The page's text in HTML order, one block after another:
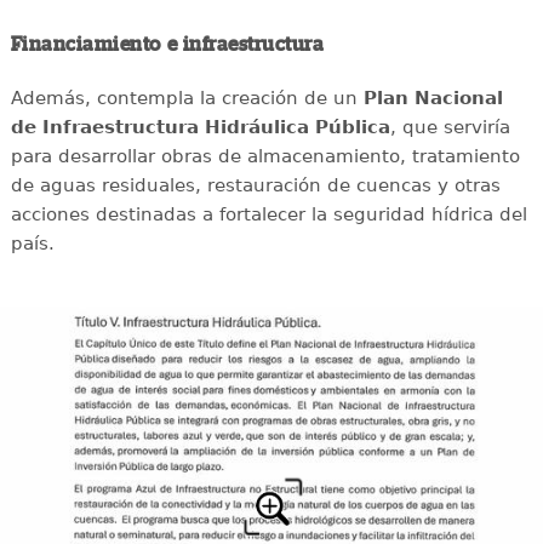
Financiamiento e infraestructura
Además, contempla la creación de un Plan Nacional
de Infraestructura Hidráulica Pública, que serviría
para desarrollar obras de almacenamiento, tratamiento
de aguas residuales, restauración de cuencas y otras
acciones destinadas a fortalecer la seguridad hídrica del
país.